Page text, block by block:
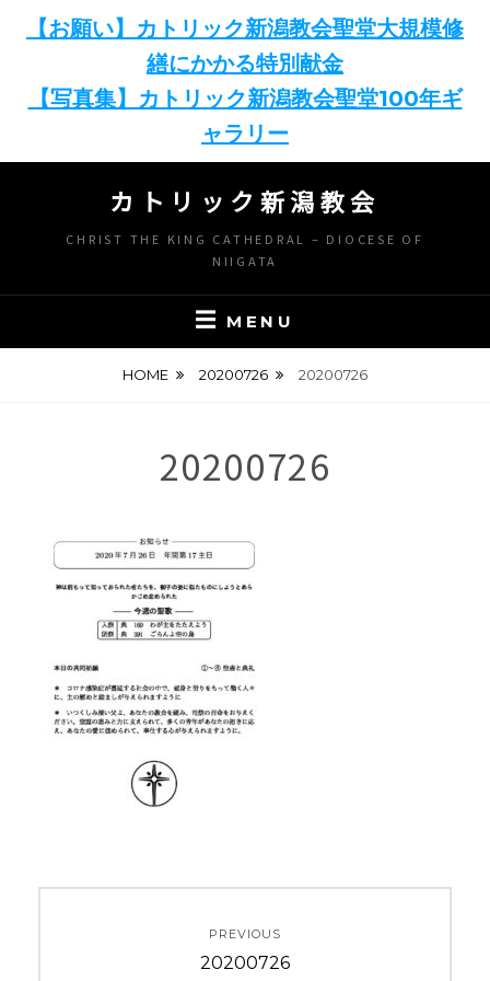
【お願い】カトリック新潟教会聖堂大規模修
繕にかかる特別献金
【写真集】カトリック新潟教会聖堂100年ギ
ャラリー
content
カトリック新潟教会
CHRIST THE KING CATHEDRAL – DIOCESE OF
NIIGATA
MENU
HOME 20200726 20200726
20200726
PREVIOUS
Previous
20200726